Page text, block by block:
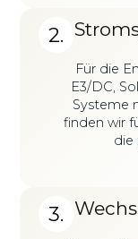
2.
Für die
E3/DC,
Systeme
finden wir
die
3.